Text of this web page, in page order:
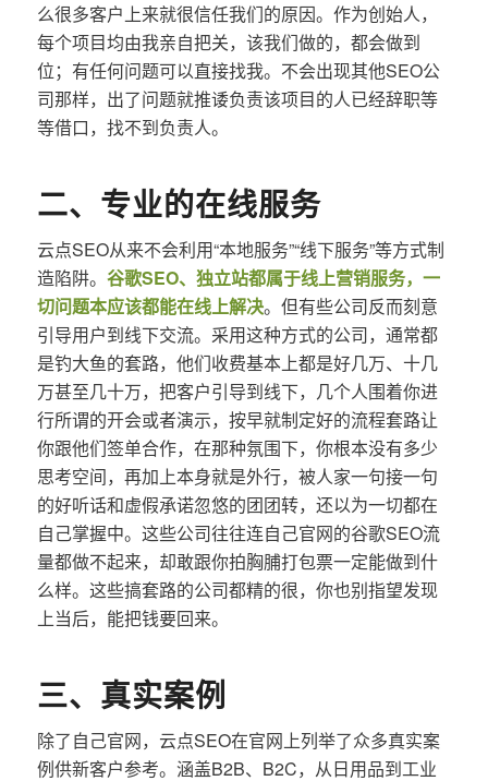
么很多客户上来就很信任我们的原因。作为创始人，
每个项目均由我亲自把关，该我们做的，都会做到
位；有任何问题可以直接找我。不会出现其他SEO公
司那样，出了问题就推诿负责该项目的人已经辞职等
等借口，找不到负责人。
二、专业的在线服务
云点SEO从来不会利用“本地服务”“线下服务”等方式制
造陷阱。 谷歌SEO、独立站都属于线上营销服务，一
切问题本应该都能在线上解决。但有些公司反而刻意
引导用户到线下交流。采用这种方式的公司，通常都
是钓大鱼的套路，他们收费基本上都是好几万、十几
万甚至几十万，把客户引导到线下，几个人围着你进
行所谓的开会或者演示，按早就制定好的流程套路让
你跟他们签单合作，在那种氛围下，你根本没有多少
思考空间，再加上本身就是外行，被人家一句接一句
的好听话和虚假承诺忽悠的团团转，还以为一切都在
自己掌握中。这些公司往往连自己官网的谷歌SEO流
量都做不起来，却敢跟你拍胸脯打包票一定能做到什
么样。这些搞套路的公司都精的很，你也别指望发现
上当后，能把钱要回来。
三、真实案例
除了自己官网，云点SEO在官网上列举了众多真实案
例供新客户参考。涵盖B2B、B2C，从日用品到工业